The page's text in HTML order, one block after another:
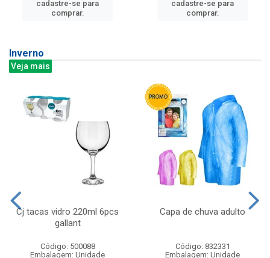
cadastre-se para
comprar.
cadastre-se para
comprar.
Inverno
Veja mais
Cj tacas vidro 220ml 6pcs
gallant
Código: 500088
Embalagem: Unidade
Capa de chuva adulto
Código: 832331
Embalagem: Unidade